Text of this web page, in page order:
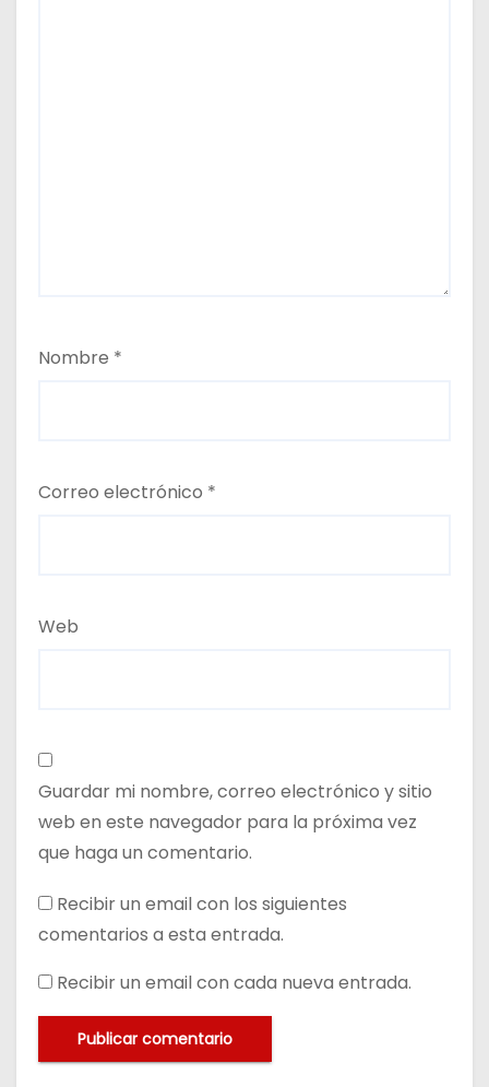
Nombre *
Correo electrónico *
Web
Guardar mi nombre, correo electrónico y sitio
web en este navegador para la próxima vez
que haga un comentario.
Recibir un email con los siguientes
comentarios a esta entrada.
Recibir un email con cada nueva entrada.